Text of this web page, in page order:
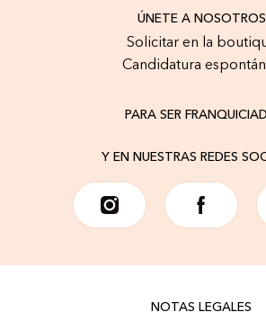
ÚNETE A NOSOTROS
Solicitar en la
Candidatura
PARA SER
Y EN NUESTRAS REDES
NOTAS LEGALES